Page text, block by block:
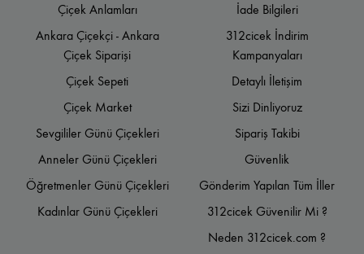
Çiçek Anlamları
Ankara Çiçekçi - Ankara
Çiçek Siparişi
Çiçek Sepeti
Çiçek Market
Sevgililer Günü Çiçekleri
Anneler Günü Çiçekleri
Öğretmenler Günü Çiçekleri
Kadınlar Günü Çiçekleri
İade Bilgileri
312cicek İndirim
Kampanyaları
Detaylı İletişim
Sizi Dinliyoruz
Sipariş Takibi
Güvenlik
Gönderim Yapılan Tüm İller
312cicek Güvenilir Mi ?
Neden 312cicek.com ?